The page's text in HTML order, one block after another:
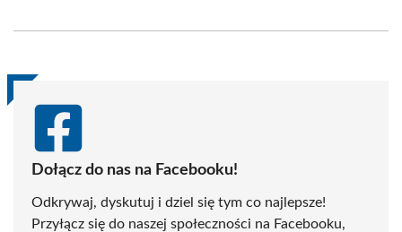
(Twitter)
Dołącz do nas na Facebooku!
Odkrywaj, dyskutuj i dziel się tym co najlepsze!
Przyłącz się do naszej społeczności na Facebooku,